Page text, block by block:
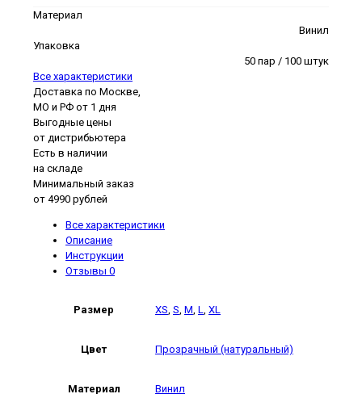
Материал
Винил
Упаковка
50 пар / 100 штук
Все характеристики
Доставка по Москве,
МО и РФ от 1 дня
Выгодные цены
от дистрибьютера
Есть в наличии
на складе
Минимальный заказ
от 4990 рублей
Все характеристики
Описание
Инструкции
Отзывы 0
Размер XS S M L XL
Цвет Прозрачный (натуральный)
Материал Винил